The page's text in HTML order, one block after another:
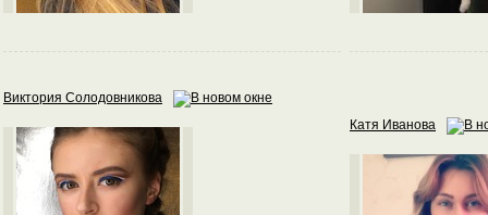
Виктория Солодовникова
Катя Иванова